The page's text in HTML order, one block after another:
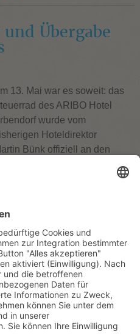
Übergabe
13. Mai war es soweit: das
des ARIBO Hotel
wurde vom
Hoteldirektor
Bünk offiziell an den
Zahlreiche
des Hotels und Vertreter
gefolgt.